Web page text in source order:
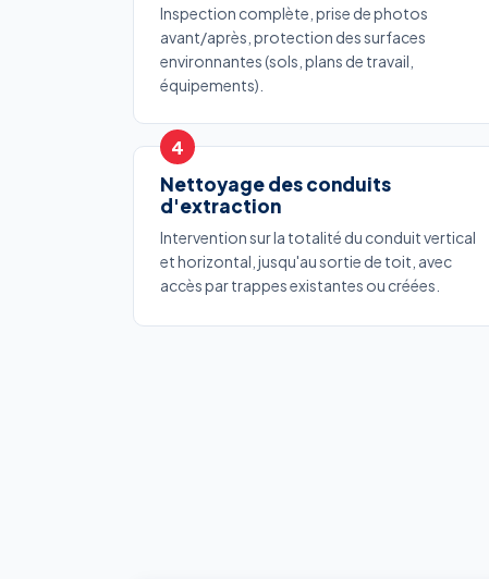
Inspection complète, prise de photos
avant/après, protection des surfaces
environnantes (sols, plans de travail,
équipements).
Nettoyage des conduits
d'extraction
Intervention sur la totalité du conduit vertical
et horizontal, jusqu'au sortie de toit, avec
accès par trappes existantes ou créées.